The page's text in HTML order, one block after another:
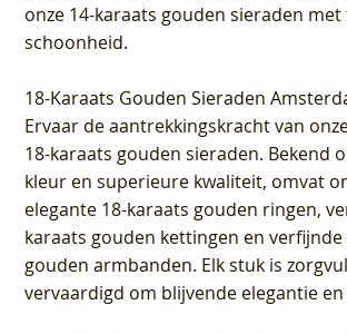
onze 14-karaats gouden sieraden
schoonheid.
18-Karaats Gouden Sieraden
Ervaar de aantrekkingskracht van
18-karaats gouden sieraden. Bekend
kleur en superieure kwaliteit, omvat
elegante 18-karaats gouden ringen,
karaats gouden kettingen en verfijnde
gouden armbanden. Elk stuk is
vervaardigd om blijvende elegantie